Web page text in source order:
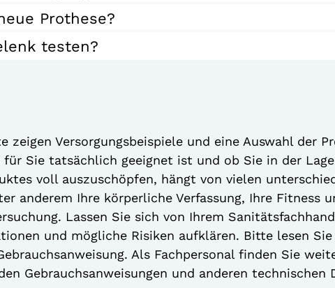
Prothese?
testen?
zeigen Versorgungsbeispiele und eine Auswahl der
Sie tatsächlich geeignet ist und ob Sie in der
voll auszuschöpfen, hängt von vielen
anderem Ihre körperliche Verfassung, Ihre Fitness
Lassen Sie sich von Ihrem
und mögliche Risiken aufklären. Bitte lesen
Als Fachpersonal finden Sie
Gebrauchsanweisungen und anderen technischen